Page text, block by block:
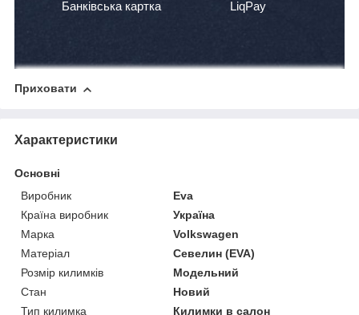
Банківська картка LiqPay
Приховати
Характеристики
Основні
Виробник
Eva
Країна виробник
Україна
Марка
Volkswagen
Матеріал
Севелин (EVA)
Розмір килимків
Модельний
Стан
Новий
Тип килимка
Килимки в салон